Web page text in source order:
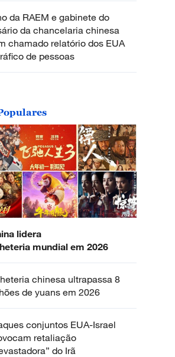
da RAEM e gabinete do
da chancelaria chinesa
chamado relatório dos EUA
de pessoas
lidera
mundial em 2026
chinesa ultrapassa 8
de yuans em 2026
conjuntos EUA-Israel
retaliação
do Irã